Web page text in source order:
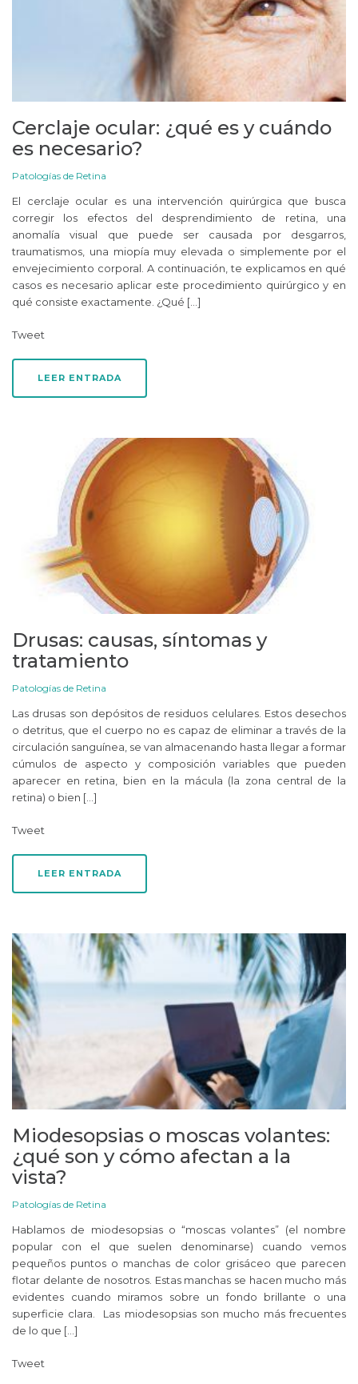
Cerclaje ocular: ¿qué es y cuándo
es necesario?
Patologías de Retina
El cerclaje ocular es una intervención quirúrgica que busca
corregir los efectos del desprendimiento de retina, una
anomalía visual que puede ser causada por desgarros,
traumatismos, una miopía muy elevada o simplemente por el
envejecimiento corporal. A continuación, te explicamos en qué
casos es necesario aplicar este procedimiento quirúrgico y en
qué consiste exactamente. ¿Qué […]
Tweet
LEER ENTRADA
Drusas: causas, síntomas y
tratamiento
Patologías de Retina
Las drusas son depósitos de residuos celulares. Estos desechos
o detritus, que el cuerpo no es capaz de eliminar a través de la
circulación sanguínea, se van almacenando hasta llegar a formar
cúmulos de aspecto y composición variables que pueden
aparecer en retina, bien en la mácula (la zona central de la
retina) o bien […]
Tweet
LEER ENTRADA
Miodesopsias o moscas volantes:
¿qué son y cómo afectan a la
vista?
Patologías de Retina
Hablamos de miodesopsias o “moscas volantes” (el nombre
popular con el que suelen denominarse) cuando vemos
pequeños puntos o manchas de color grisáceo que parecen
flotar delante de nosotros. Estas manchas se hacen mucho más
evidentes cuando miramos sobre un fondo brillante o una
superficie clara. Las miodesopsias son mucho más frecuentes
de lo que […]
Tweet